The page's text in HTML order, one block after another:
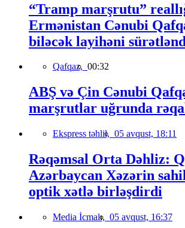
“Tramp marşrutu”
Ermənistan Cənubi
biləcək layihəni
Qafqaz, 00:32
ABŞ və Çin Cənubi
marşrutlar uğrunda
Ekspress təhlil, 05 avqust, 18:11
Rəqəmsal Orta Dəhliz:
Azərbaycan Xəzərin
optik xətlə birləşdirdi
Media İcmalı, 05 avqust, 16:37